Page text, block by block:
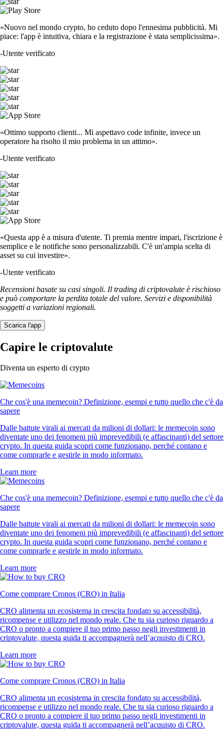
«Nuovo nel mondo crypto, ho ceduto dopo l'ennesima pubblicità. Mi
piace: l'app è intuitiva, chiara e la registrazione è stata semplicissima».
-Utente verificato
«Ottimo supporto clienti... Mi aspettavo code infinite, invece un
operatore ha risolto il mio problema in un attimo».
-Utente verificato
«Questa app è a misura d'utente. Ti premia mentre impari, l'iscrizione è
semplice e le notifiche sono personalizzabili. C'è un'ampia scelta di
asset su cui investire».
-Utente verificato
Recensioni basate su casi singoli. Il trading di criptovalute è rischioso
e può comportare la perdita totale del valore. Servizi e disponibilità
soggetti a variazioni regionali.
Scarica l'app
Capire le criptovalute
Diventa un esperto di crypto
Che cos'è una memecoin? Definizione, esempi e tutto quello che c'è da
sapere
Dalle battute virali ai mercati da milioni di dollari: le memecoin sono
diventate uno dei fenomeni più imprevedibili (e affascinanti) del settore
crypto. In questa guida scopri come funzionano, perché contano e
come comprarle e gestirle in modo informato.
Learn more
Che cos'è una memecoin? Definizione, esempi e tutto quello che c'è da
sapere
Dalle battute virali ai mercati da milioni di dollari: le memecoin sono
diventate uno dei fenomeni più imprevedibili (e affascinanti) del settore
crypto. In questa guida scopri come funzionano, perché contano e
come comprarle e gestirle in modo informato.
Learn more
Come comprare Cronos (CRO) in Italia
CRO alimenta un ecosistema in crescita fondato su accessibilità,
ricompense e utilizzo nel mondo reale. Che tu sia curioso riguardo a
CRO o pronto a compiere il tuo primo passo negli investimenti in
criptovalute, questa guida ti accompagnerà nell’acquisto di CRO.
Learn more
Come comprare Cronos (CRO) in Italia
CRO alimenta un ecosistema in crescita fondato su accessibilità,
ricompense e utilizzo nel mondo reale. Che tu sia curioso riguardo a
CRO o pronto a compiere il tuo primo passo negli investimenti in
criptovalute, questa guida ti accompagnerà nell’acquisto di CRO.